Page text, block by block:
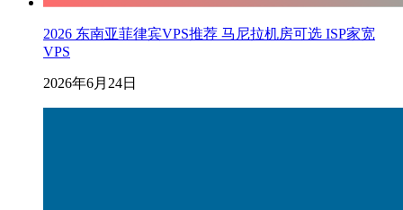
2026 东南亚菲律宾VPS推荐 马尼拉机房可选 ISP家宽
VPS
2026年6月24日